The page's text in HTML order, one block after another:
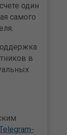
один
самого
в